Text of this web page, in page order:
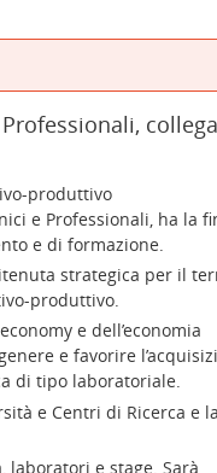
produttivo
e Professionali, ha la
e di formazione.
strategica per il
produttivo.
e dell’economia
e favorire
di tipo laboratoriale.
e Centri di Ricerca e la
laboratori e stage. Sarà